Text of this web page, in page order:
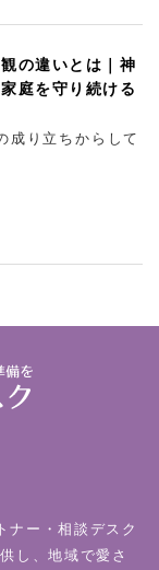
の違いとは｜神
庭を守り続ける
成り立ちからして
ナー・相談デスク
し、地域で愛さ